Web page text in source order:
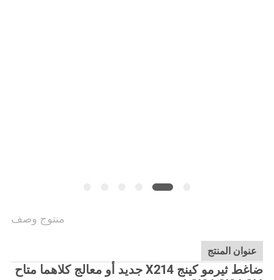
منتوج وصف
عنوان المنتج
ضاغط ثيرمو كينج X214 جديد أو معالج كلاهما متاح